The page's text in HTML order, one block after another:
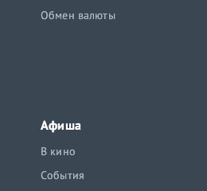
Обмен валюты
Афиша
В кино
События